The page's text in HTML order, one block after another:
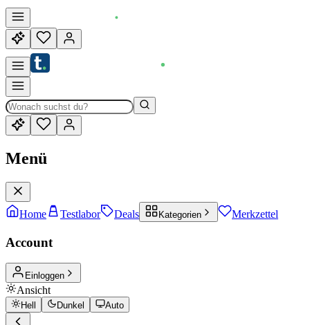
Menü
Home Testlabor Deals Kategorien Merkzettel
Account
Einloggen
Ansicht
Hell Dunkel Auto